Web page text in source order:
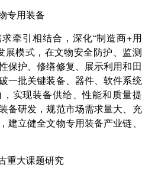
专用装备
牵引相结合，深化“制造商+用
展模式，在文物安全防护、监测
保护、修缮修复、展示利用和田
一批关键装备、器件、软件系统
实现装备供给、性能和质量提
备研发，规范市场需求量大、充
建立健全文物专用装备产业链、
重大课题研究